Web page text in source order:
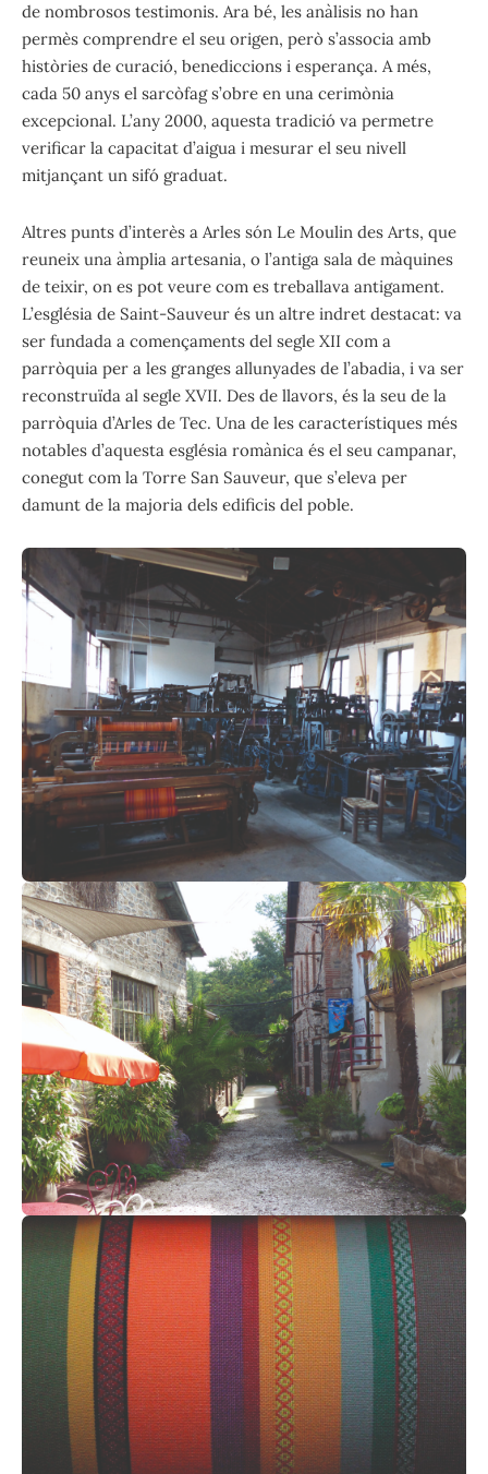
de nombrosos testimonis. Ara bé, les anàlisis no han
permès comprendre el seu origen, però s’associa amb
històries de curació, benediccions i esperança. A més,
cada 50 anys el sarcòfag s’obre en una cerimònia
excepcional. L’any 2000, aquesta tradició va permetre
verificar la capacitat d’aigua i mesurar el seu nivell
mitjançant un sifó graduat.
Altres punts d’interès a Arles són Le Moulin des Arts, que
reuneix una àmplia artesania, o l’antiga sala de màquines
de teixir, on es pot veure com es treballava antigament.
L’església de Saint-Sauveur és un altre indret destacat: va
ser fundada a començaments del segle XII com a
parròquia per a les granges allunyades de l’abadia, i va ser
reconstruïda al segle XVII. Des de llavors, és la seu de la
parròquia d’Arles de Tec. Una de les característiques més
notables d’aquesta església romànica és el seu campanar,
conegut com la Torre San Sauveur, que s’eleva per
damunt de la majoria dels edificis del poble.